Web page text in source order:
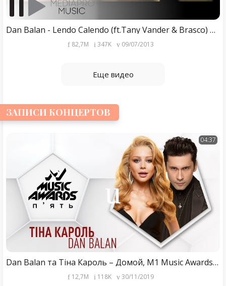
Dan Balan - Lendo Calendo (ft.Tany Vander & Brasco) Official video
82,7M 347K 09/07/2013
Еще видео
ЗАПИСИ КОНЦЕРТОВ
04:37
Dan Balan та Тіна Кароль – Домой, M1 Music Awards 2019
12,7M 118K 30/11/2019